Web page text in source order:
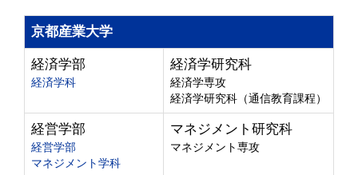
京都産業大学
経済学部
経済学科
経済学研究科
経済学専攻
経済学研究科（通信教育課程）
経営学部
経営学部
マネジメント学科
マネジメント研究科
マネジメント専攻